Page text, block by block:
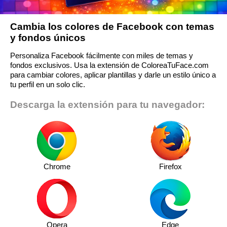
Cambia los colores de Facebook con temas
y fondos únicos
Personaliza Facebook fácilmente con miles de temas y
fondos exclusivos. Usa la extensión de ColoreaTuFace.com
para cambiar colores, aplicar plantillas y darle un estilo único a
tu perfil en un solo clic.
Descarga la extensión para tu navegador:
Chrome Firefox
Opera Edge